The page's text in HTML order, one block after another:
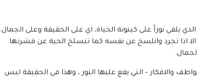
الذي يلقي نوراً على كينونة الحياة، اي على الحقيقة وعلى الجمال.
اذا تجرد وانلسخ عن نفسه كما تنسلخ الحية عن قشرتها.
والافكار – التي يقع عليها النور ، وهذا في الحقيقة ليس